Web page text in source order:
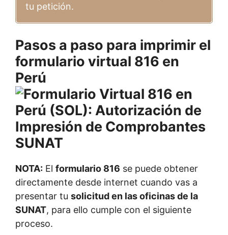
tu petición.
Pasos a paso para imprimir el
formulario virtual 816 en
Perú
NOTA: El formulario 816 se puede obtener
directamente desde internet cuando vas a
presentar tu solicitud en las oficinas de la
SUNAT, para ello cumple con el siguiente
proceso.